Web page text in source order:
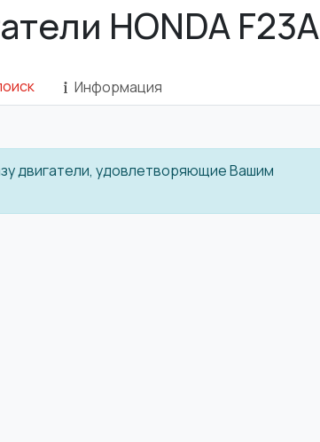
HONDA
Информация
двигатели, удовлетворяющие Вашим